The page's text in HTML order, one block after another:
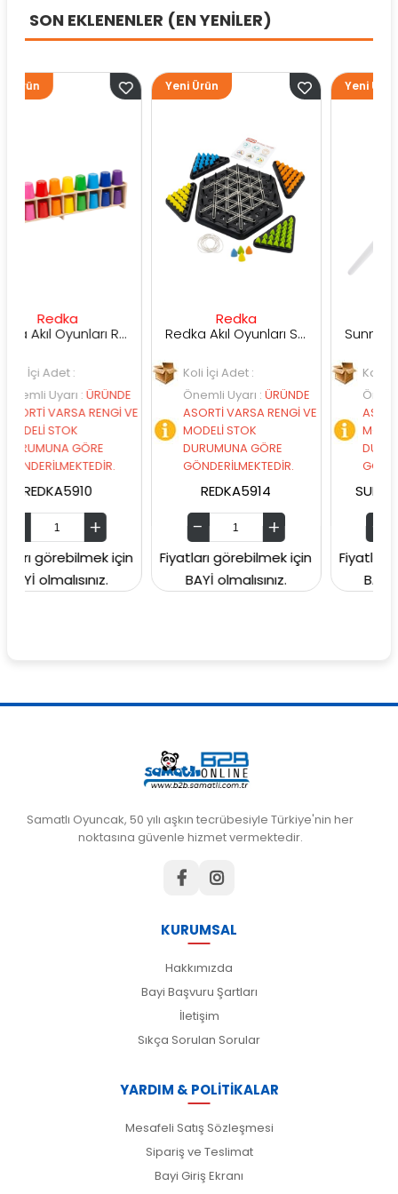
SON EKLENENLER (EN YENİLER)
Redka Akıl Oyunları Renk Dedektifi Oyunu
ÜRÜNDE
RENGİ VE
GÖRE
için
Redka Akıl Oyunları Strateji Üçgeni Oyunu
Koli İçi Adet :
Önemli Uyarı:ÜRÜNDE
ASORTİ VARSA RENGİ VE
MODELİ STOK
DURUMUNA GÖRE
GÖNDERİLMEKTEDİR.
REDKA5914
Yeni Ürün
Fiyatları görebilmek için
BAYİ olmalısınız.
Koli İçi Adet :
Önemli Uyarı
ASORTİ VARSA
MODELİ STOK
DURUMUNA GÖRE
Yeni Ürün
Fiyatları
BAYİ
Samatlı Oyuncak, 50 yılı aşkın tecrübesiyle Türkiye'nin her
noktasına güvenle hizmet vermektedir.
KURUMSAL
Hakkımızda
Bayi Başvuru Şartları
İletişim
Sıkça Sorulan Sorular
YARDIM & POLİTİKALAR
Mesafeli Satış Sözleşmesi
Sipariş ve Teslimat
Bayi Giriş Ekranı